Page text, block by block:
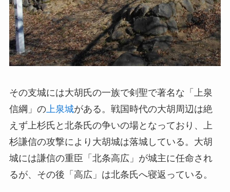
その支城には大胡氏の一族で剣聖で著名な「上泉
信綱」の上泉城がある。戦国時代の大胡周辺は絶
えず上杉氏と北条氏の争いの場となっており、上
杉謙信の攻撃により大胡城は落城している。大胡
城には謙信の重臣「北条高広」が城主に任命され
るが、その後「高広」は北条氏へ寝返っている。